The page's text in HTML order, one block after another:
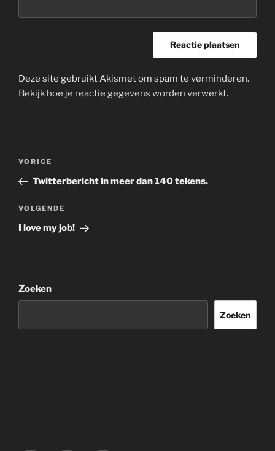
Deze site gebruikt Akismet om spam te verminderen.
Bekijk hoe je reactie gegevens worden verwerkt.
Bericht
Vorig
bericht
VORIGE
Twitterbericht in meer dan 140 tekens.
Volgend
bericht
VOLGENDE
I love my job!
Zoeken
Zoeken